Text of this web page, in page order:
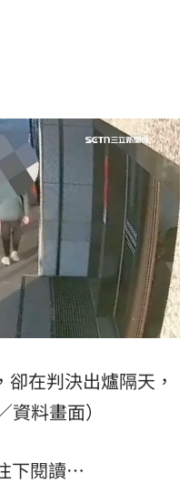
在判決出爐隔天，
資料畫面）
下閱讀…